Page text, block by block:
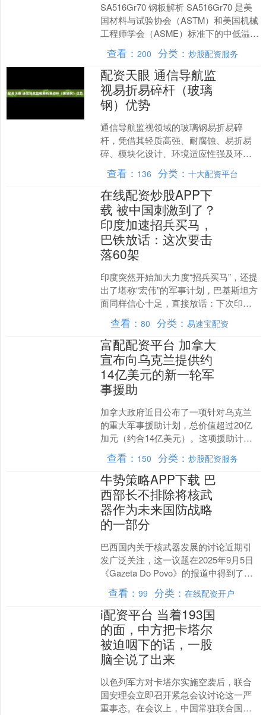
SA516Gr70 钢板解析 SA516Gr70 是美
国材料与试验协会（ASTM）和美国机械
工程师学会（ASME）标准下的中低温压
力容器用碳钢板，以其优异的强度....
查看：200 分类：炒股配资服务
配资天眼 通信导航监
视易折易碎杆（玻璃
钢）优势
通信导航监视领域的玻璃钢易折易碎
杆，凭借其轻质高强、耐腐蚀、易折易
碎、模块化设计、环境适应性强及环保
节能等优势，成为保障机场安全运行的
关键设备，具体优势如下： ....
查看： 136 分类：十大配资平台
在线配资炒股APP下
载 被中国刺激到了？
印度加速招兵买马，
巴铁放话：这次要击
落60架
印度突然开始加大力度“招兵买马”，还提
出了堪称“宏伟”的军事计划，巴基斯坦方
面同样信心十足，直接放话：下次印巴
空战的结果，将是“60∶0”。 我国的九三阅
兵刚刚....
查看： 80 分类： 易速宝配资
富配配资平台 加拿大
宣布向乌克兰提供约
14亿美元的新一轮军
事援助
加拿大政府近日公布了一项针对乌克兰
的重大军事援助计划，总价值超过20亿
加元（约合14亿美元）。这项援助计划
是在9月9日星期二召开的第30届乌克兰
国防联络小组会议....
查看： 150 分类：炒股配资服务
牛势策略APP下载 巴
西部长不排除将核武
器作为未来国防战略
的一部分
巴西国内关于核武器发展的讨论近期引
发广泛关注，这一议题在2025年9月5日
《Gazeta Do Povo》的报道中得到了详
细阐述。事件的导火索是矿业和能源部
长亚....
查看：99 分类：在线配资开户
i配资平台 当着193国
的面，中方把卡塔尔
被迫咽下的话，一股
脑全说了出来
以色列军方对卡塔尔实施空袭后，联合
国安理会立即召开紧急会议讨论这一严
重事态。在会议上，中国常驻联合国代